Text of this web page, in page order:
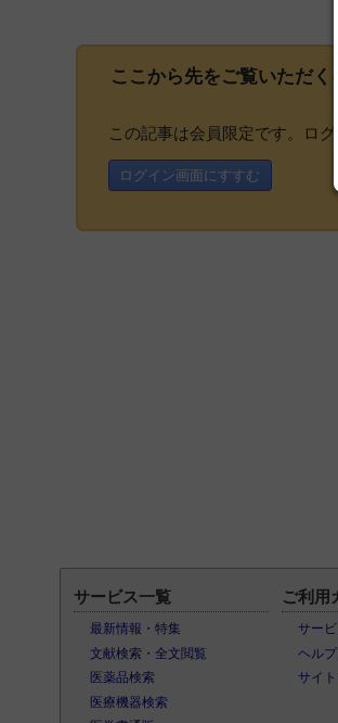
ここから先をご覧いただく
この記事は会員限定です。ロ
ログイン画面にすすむ
サービス一覧
最新情報・特集
文献検索・全文閲覧
医薬品検索
医療機器検索
ご利用
サー
ヘル
サイ